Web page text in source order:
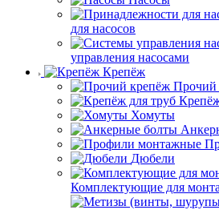
для насосов
управления насосами
Крепёж
Прочий
Хомуты
Дюбели
Комплектующие для